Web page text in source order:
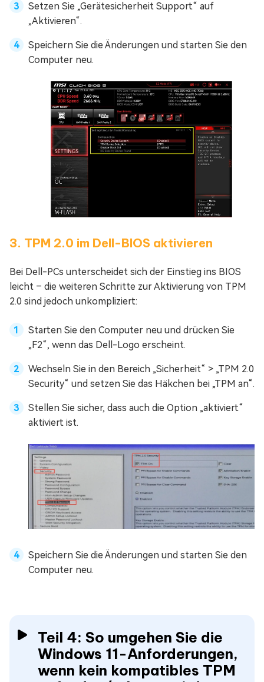
Setzen Sie „Gerätesicherheit Support“ auf
„Aktivieren“.
Speichern Sie die Änderungen und starten Sie den
Computer neu.
3. TPM 2.0 im Dell-BIOS aktivieren
Bei Dell-PCs unterscheidet sich der Einstieg ins BIOS
leicht – die weiteren Schritte zur Aktivierung von TPM
2.0 sind jedoch unkompliziert:
Starten Sie den Computer neu und drücken Sie
„F2“, wenn das Dell-Logo erscheint.
Wechseln Sie in den Bereich „Sicherheit“ > „TPM 2.0
Security“ und setzen Sie das Häkchen bei „TPM an“.
Stellen Sie sicher, dass auch die Option „aktiviert“
aktiviert ist.
Speichern Sie die Änderungen und starten Sie den
Computer neu.
Teil 4: So umgehen Sie die
Windows 11-Anforderungen,
wenn kein kompatibles TPM